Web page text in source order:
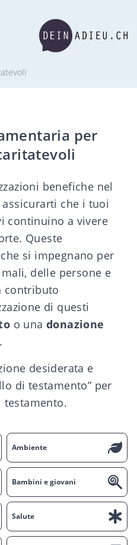
per
benefiche nel
che i tuoi
continuino a vivere
Queste
si impegnano per
delle persone e
contributo
di questi
o unadonazione
.
desiderata e
di testamento” per
testamento.
Ambiente
Bambini e giovani
Salute